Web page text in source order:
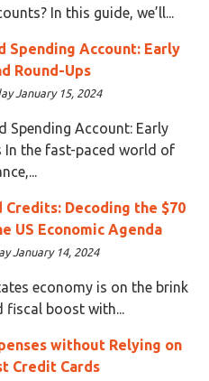
In this guide, we’ll...
Spending Account: Early
Round-Ups
January 15, 2024
Spending Account: Early
In the fast-paced world of
Credits: Decoding the $70
US Economic Agenda
January 14, 2024
economy is on the brink
fiscal boost with...
without Relying on
Credit Cards